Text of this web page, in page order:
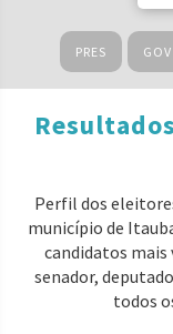
PRES GOV
Perfil dos
município de
candidatos mais
senador,
todos